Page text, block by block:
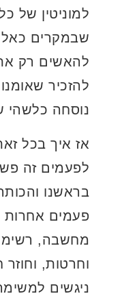
למוניטין של
שבמקרים
להאשים רק
להזכיר
נוסחה
אז איך בכל
לפעמים זה
בראשנו
פעמים
מחשבה,
וחרטות,
ניגשים